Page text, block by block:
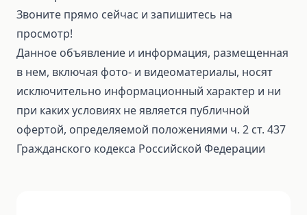
Звоните прямо сейчас и запишитесь на
просмотр!
Данное объявление и информация, размещенная
в нем, включая фото- и видеоматериалы, носят
исключительно информационный характер и ни
при каких условиях не является публичной
офертой, определяемой положениями ч. 2 ст. 437
Гражданского кодекса Российской Федерации